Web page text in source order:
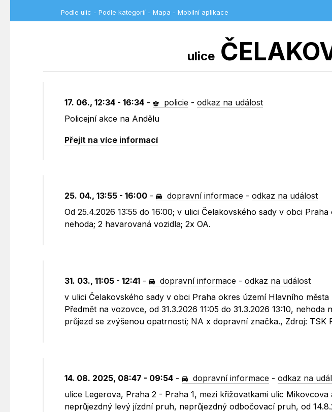
Podle ulic - Podle kategorií - Mapa - Mobilní aplikace
ulice
17. 06., 12:34 - 16:34 - policie -odkaz na událost
Policejní akce na Andělu
Přejít na více informací
25. 04., 13:55 - 16:00 - dopravní informace -odkaz na událost
Od 25.4.2026 13:55 do 16:00; v ulici Čelakovského sady v obci
nehoda; 2 havarovaná vozidla; 2x OA.
31. 03., 11:05 - 12:41 - dopravní informace -odkaz na událost
v ulici Čelakovského sady v obci Praha okres území Hlavního
Předmět na vozovce, od 31.3.2026 11:05 do 31.3.2026 13:10,
průjezd se zvýšenou opatrností; NA x dopravní značka., Zdroj: TSK
14. 08. 2025, 08:47 - 09:54 - dopravní informace -odkaz na
ulice Legerova, Praha 2 - Praha 1, mezi křižovatkami ulic
neprůjezdný levý jízdní pruh, neprůjezdný odbočovací pruh, od